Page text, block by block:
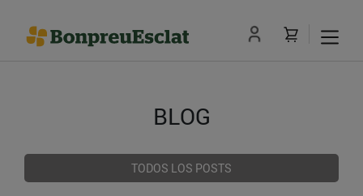
BLOG
TODOS LOS POSTS